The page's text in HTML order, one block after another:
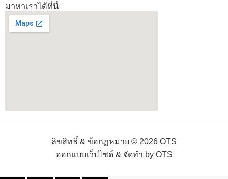
มาหาเราได้ที่นี่
ลิขสิทธิ์ & ข้อกฏหมาย © 2026 OTS
ออกแบบเว็ปไซด์ & จัดทำ by OTS